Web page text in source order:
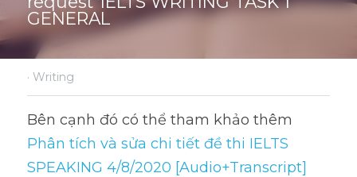
GENERAL
· Writing
Phân tích và sửa chi tiết đề thi IELTS
SPEAKING 4/8/2020 [Audio+Transcript]